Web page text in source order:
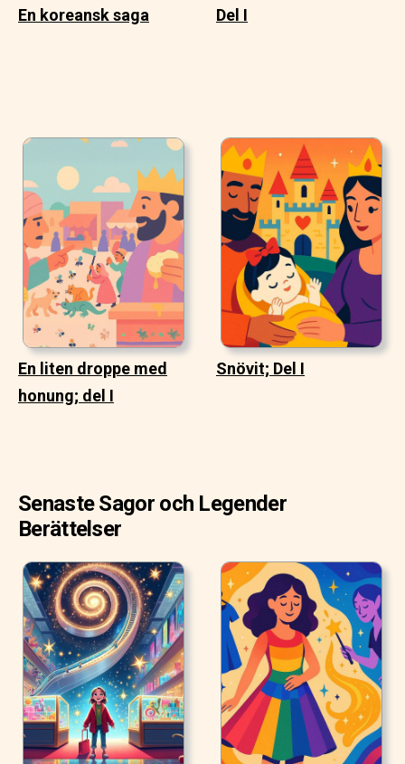
En koreansk saga
Del I
En liten droppe med
honung; del I
Snövit; Del I
Senaste Sagor och Legender
Berättelser